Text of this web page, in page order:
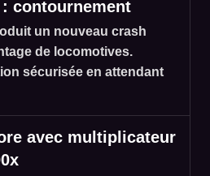
contournement
un nouveau crash
de locomotives.
sécurisée en attendant
avec multiplicateur